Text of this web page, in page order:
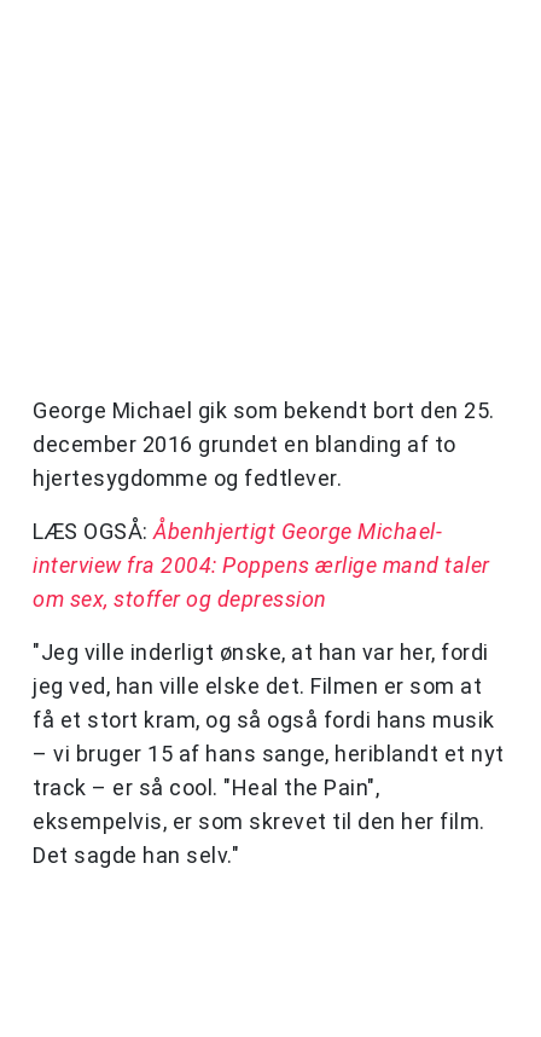
George Michael gik som bekendt bort den 25.
december 2016 grundet en blanding af to
hjertesygdomme og fedtlever.
LÆS OGSÅ: Åbenhjertigt George Michael-
interview fra 2004: Poppens ærlige mand taler
om sex, stoffer og depression
"Jeg ville inderligt ønske, at han var her, fordi
jeg ved, han ville elske det. Filmen er som at
få et stort kram, og så også fordi hans musik
– vi bruger 15 af hans sange, heriblandt et nyt
track – er så cool. "Heal the Pain",
eksempelvis, er som skrevet til den her film.
Det sagde han selv."